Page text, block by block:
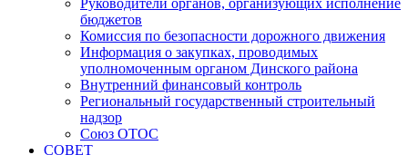
Руководители органов, организующих исполнение
бюджетов
Комиссия по безопасности дорожного движения
Информация о закупках, проводимых
уполномоченным органом Динского района
Внутренний финансовый контроль
Региональный государственный строительный
надзор
Союз ОТОС
СОВЕТ